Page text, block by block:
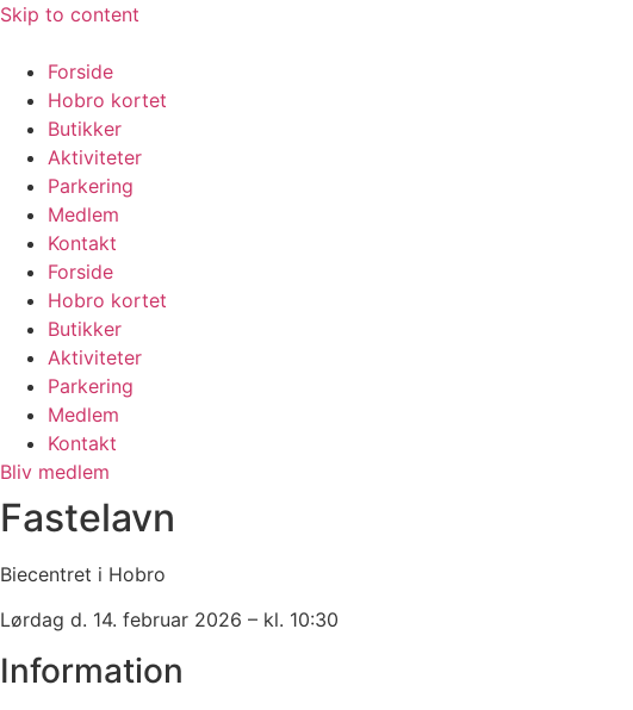
Skip to content
Forside
Hobro kortet
Butikker
Aktiviteter
Parkering
Medlem
Kontakt
Forside
Hobro kortet
Butikker
Aktiviteter
Parkering
Medlem
Kontakt
Bliv medlem
Fastelavn
Biecentret i Hobro
Lørdag d. 14. februar 2026 – kl. 10:30
Information